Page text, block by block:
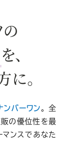
を、
に。
ンバーワン 。
全
販の優位性を最
マンスであなた